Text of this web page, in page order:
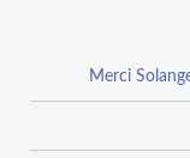
Merci